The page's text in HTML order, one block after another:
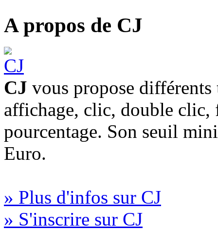
A propos de CJ
CJ vous propose
affichage, clic, double clic,
pourcentage. Son seuil
Euro.
» Plus d'infos sur CJ
» S'inscrire sur CJ